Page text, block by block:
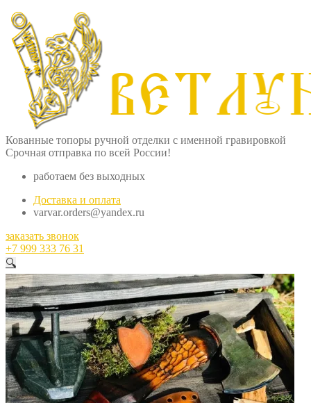
Кованные топоры ручной отделки с именной гравировкой
Срочная отправка по всей России!
работаем без выходных
Доставка и оплата
varvar.orders@yandex.ru
заказать звонок
+7 999 333 76 31
🔍